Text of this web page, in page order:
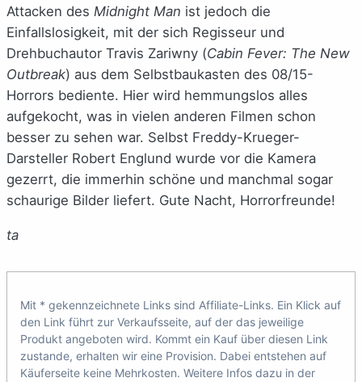
Attacken des Midnight Man ist jedoch die
Einfallslosigkeit, mit der sich Regisseur und
Drehbuchautor Travis Zariwny (Cabin Fever: The New
Outbreak) aus dem Selbstbaukasten des 08/15-
Horrors bediente. Hier wird hemmungslos alles
aufgekocht, was in vielen anderen Filmen schon
besser zu sehen war. Selbst Freddy-Krueger-
Darsteller Robert Englund wurde vor die Kamera
gezerrt, die immerhin schöne und manchmal sogar
schaurige Bilder liefert. Gute Nacht, Horrorfreunde!
ta
Mit * gekennzeichnete Links sind Affiliate-Links. Ein Klick auf
den Link führt zur Verkaufsseite, auf der das jeweilige
Produkt angeboten wird. Kommt ein Kauf über diesen Link
zustande, erhalten wir eine Provision. Dabei entstehen auf
Käuferseite keine Mehrkosten. Weitere Infos dazu in der